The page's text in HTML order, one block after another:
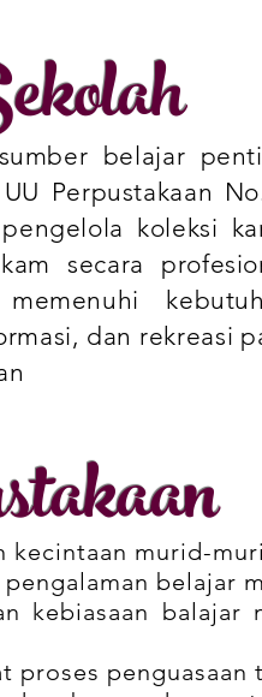
belajar
Perpustakaan
koleksi
secara
dan rekreasi
kecintaan murid-
belajar
kebiasaan
proses penguasaan